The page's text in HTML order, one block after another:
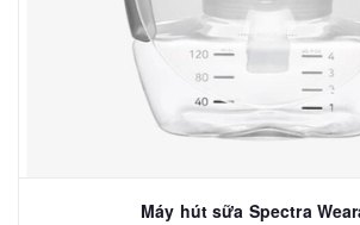
Máy hút sữa Spectra